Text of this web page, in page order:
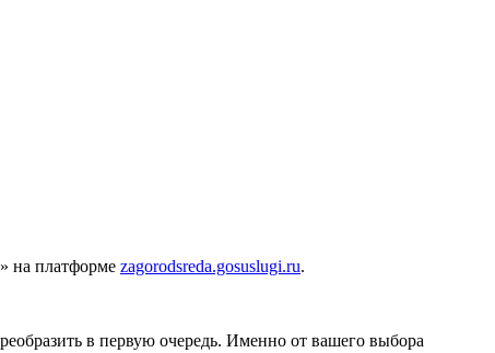
на платформе zagorodsreda.gosuslugi.ru.
в первую очередь. Именно от вашего выбора